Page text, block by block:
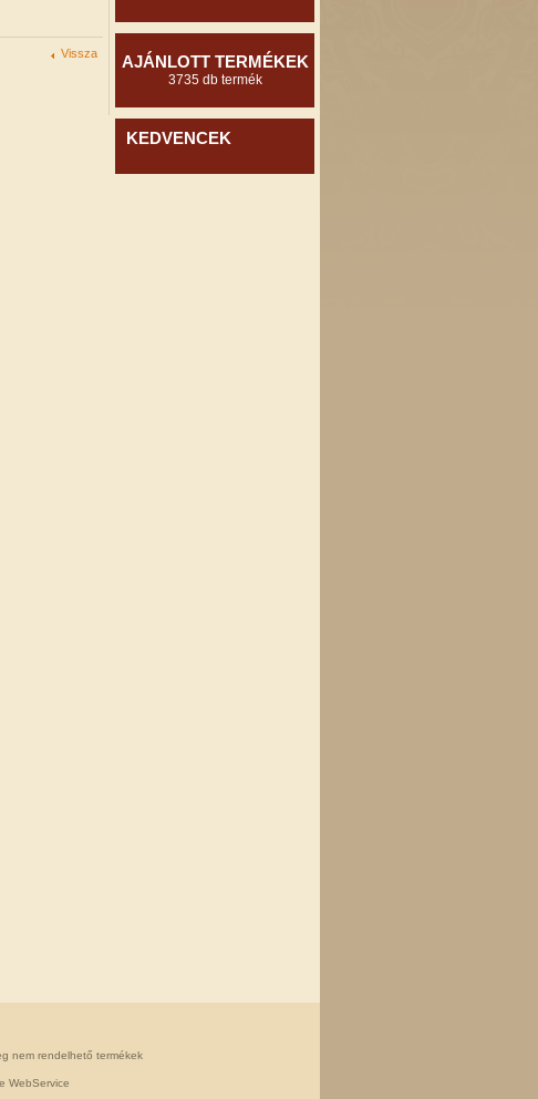
Vissza AJÁNLOTT TERMÉKEK
3735 db termék
KEDVENCEK
nem rendelhető termékek
WebService